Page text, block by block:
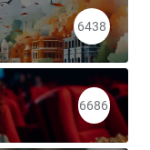
6438
6686